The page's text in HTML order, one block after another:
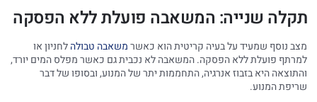
תקלה שנייה: המשאבה פועלת ללא הפסקה
מצב נוסף שמעיד על בעיה קריטית הוא כאשרמשאבה טבולהלחניון או
למרתף פועלת ללא הפסקה. המשאבה לא נכבית גם כאשר מפלס המים יורד,
והתוצאה היא בזבוז אנרגיה, התחממות יתר של המנוע, ובסופו של דבר
שריפת המנוע.